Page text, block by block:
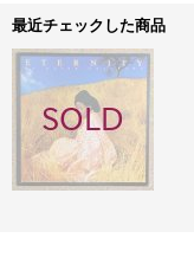
最近チェックした商品